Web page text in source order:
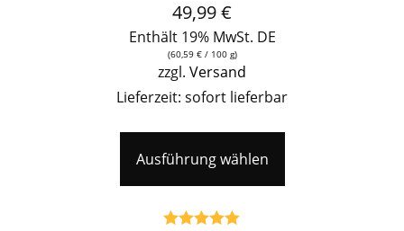
49,99€
Enthält 19% MwSt. DE
(60,59 €/ 100 g)
zzgl. Versand
Lieferzeit: sofort lieferbar
Ausführung wählen